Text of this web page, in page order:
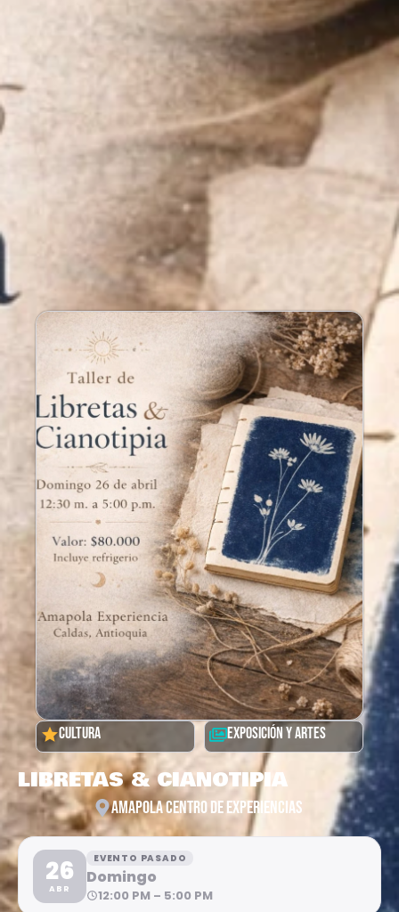
CULTURA EXPOSICIÓN Y ARTES
LIBRETAS & CIANOTIPIA
AMAPOLA CENTRO DE EXPERIENCIAS
26
ABR
EVENTO PASADO
Domingo
12:00 PM – 5:00 PM